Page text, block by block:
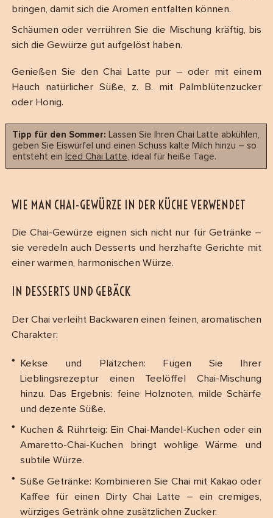
bringen, damit sich die Aromen entfalten können.
Schäumen oder verrühren Sie die Mischung kräftig, bis
sich die Gewürze gut aufgelöst haben.
Genießen Sie den Chai Latte pur – oder mit einem
Hauch natürlicher Süße, z. B. mit Palmblütenzucker
oder Honig.
Tipp für den Sommer: Lassen Sie Ihren Chai Latte abkühlen,
geben Sie Eiswürfel und einen Schuss kalte Milch hinzu – so
entsteht ein Iced Chai Latte, ideal für heiße Tage.
WIE MAN CHAI-GEWÜRZE IN DER KÜCHE VERWENDET
Die Chai-Gewürze eignen sich nicht nur für Getränke –
sie veredeln auch Desserts und herzhafte Gerichte mit
einer warmen, harmonischen Würze.
IN DESSERTS UND GEBÄCK
Der Chai verleiht Backwaren einen feinen, aromatischen
Charakter:
Kekse und Plätzchen: Fügen Sie Ihrer
Lieblingsrezeptur einen Teelöffel Chai-Mischung
hinzu. Das Ergebnis: feine Holznoten, milde Schärfe
und dezente Süße.
Kuchen & Rührteig: Ein Chai-Mandel-Kuchen oder ein
Amaretto-Chai-Kuchen bringt wohlige Wärme und
subtile Würze.
Süße Getränke: Kombinieren Sie Chai mit Kakao oder
Kaffee für einen Dirty Chai Latte – ein cremiges,
würziges Getränk ohne zusätzlichen Zucker.